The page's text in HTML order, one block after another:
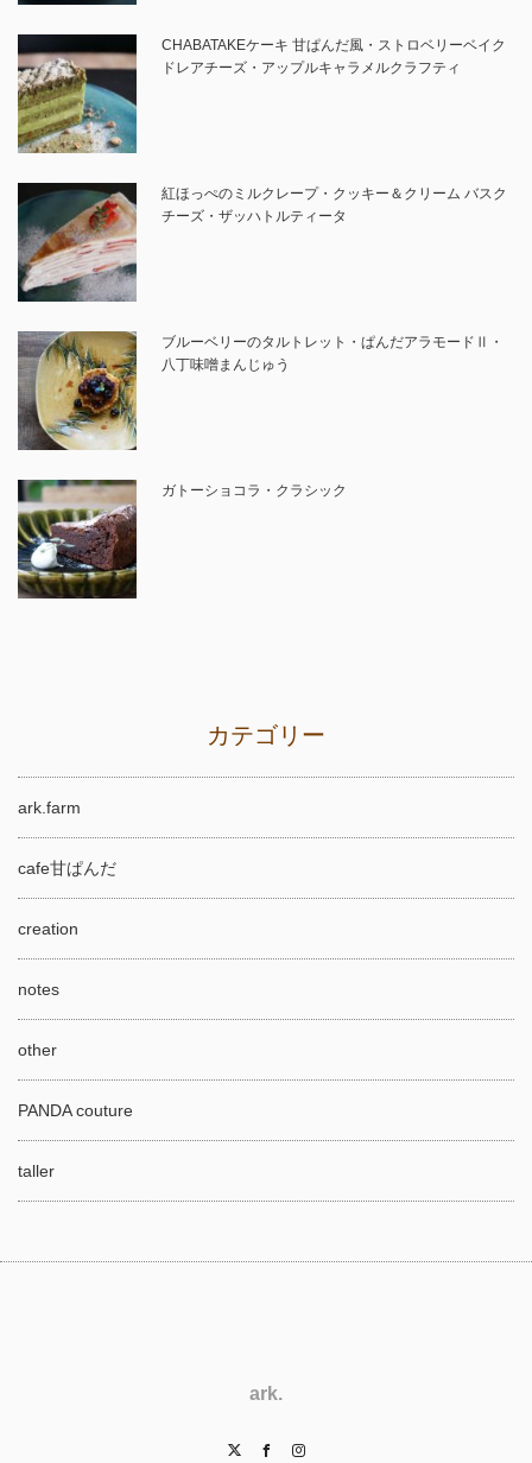
CHABATAKEケーキ 甘ぱんだ風・ストロベリーベイク
ドレアチーズ・アップルキャラメルクラフティ
紅ほっぺのミルクレープ・クッキー＆クリーム バスク
チーズ・ザッハトルティータ
ブルーベリーのタルトレット・ぱんだアラモードⅡ・
八丁味噌まんじゅう
ガトーショコラ・クラシック
カテゴリー
ark.farm
cafe甘ぱんだ
creation
notes
other
PANDA couture
taller
ark.
TwitterFacebook